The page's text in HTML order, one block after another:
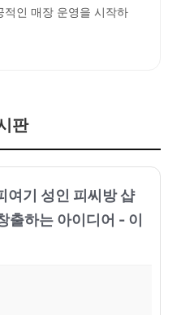
적인 매장 운영을 시작하
판
여기 성인 피씨방 샵
출하는 아이디어 - 이